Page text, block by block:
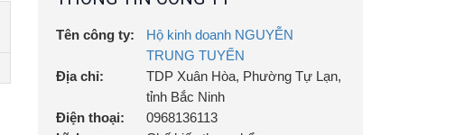
Tên công ty:
Hộ kinh doanh NGUYỄN
TRUNG TUYẾN
Địa chỉ:
TDP Xuân Hòa, Phường Tự Lạn,
tỉnh Bắc Ninh
Điện thoại:
0968136113